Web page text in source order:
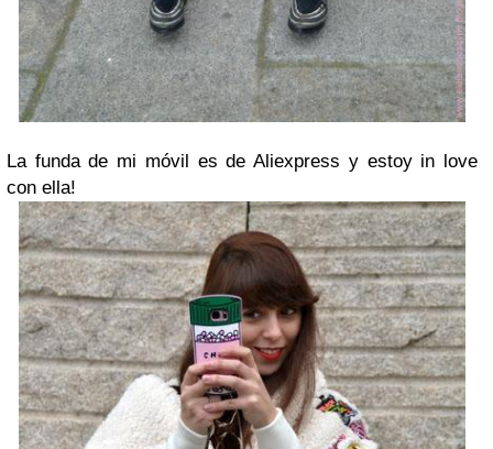
La funda de mi móvil es de Aliexpress y estoy in love
con ella!